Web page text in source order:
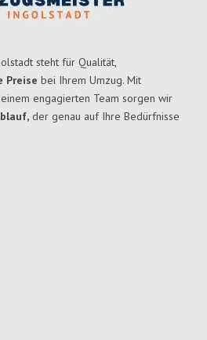
steht für Qualität,
Preise bei Ihrem Umzug. Mit
engagierten Team sorgen wir
der genau auf Ihre Bedürfnisse